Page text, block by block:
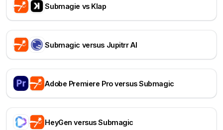
Submagie vs Klap
Submagic versus Jupitrr AI
Adobe Premiere Pro versus Submagic
HeyGen versus Submagic